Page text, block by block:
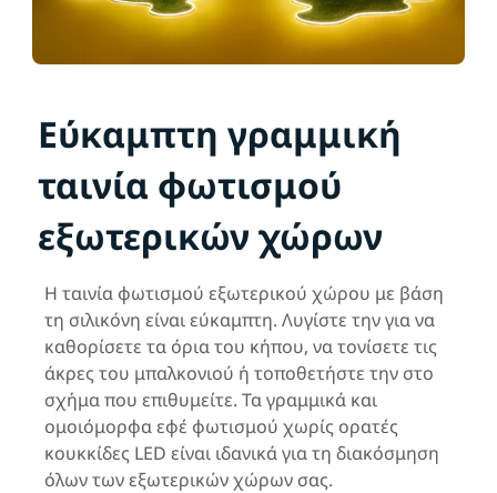
Εύκαμπτη γραμμική
ταινία φωτισμού
εξωτερικών χώρων
Η ταινία φωτισμού εξωτερικού χώρου με βάση
τη σιλικόνη είναι εύκαμπτη. Λυγίστε την για να
καθορίσετε τα όρια του κήπου, να τονίσετε τις
άκρες του μπαλκονιού ή τοποθετήστε την στο
σχήμα που επιθυμείτε. Τα γραμμικά και
ομοιόμορφα εφέ φωτισμού χωρίς ορατές
κουκκίδες LED είναι ιδανικά για τη διακόσμηση
όλων των εξωτερικών χώρων σας.